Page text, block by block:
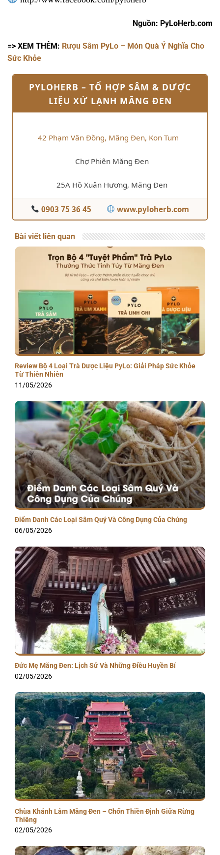
Nguồn: PyLoHerb.com
=> XEM THÊM: Rượu Sâm PyLo – Món Quà Ý Nghĩa Cho
Sức Khỏe
PYLOHERB – TỔ HỢP SÂM & DƯỢC
LIỆU XỨ LẠNH MĂNG ĐEN
42 Phạm Văn Đồng, Măng Đen, Kon Tum
Chợ Phiên Măng Đen
25A Hồ Xuân Hương, Măng Đen
0903 75 36 45 www.pyloherb.com
Bài viết liên quan
Review Bộ 4 Loại Trà Dược Liệu PyLo: Giải Pháp Sức Khỏe
Từ Thiên Nhiên
11/05/2026
Điểm Danh Các Loại Sâm Quý Và Công Dụng Của Chúng
06/05/2026
Đức Mẹ Măng Đen: Lịch Sử Và Những Điều Huyền Bí
02/05/2026
Chùa Khánh Lâm Măng Đen – Chốn Thiền Định Giữa Rừng
Thiêng
02/05/2026